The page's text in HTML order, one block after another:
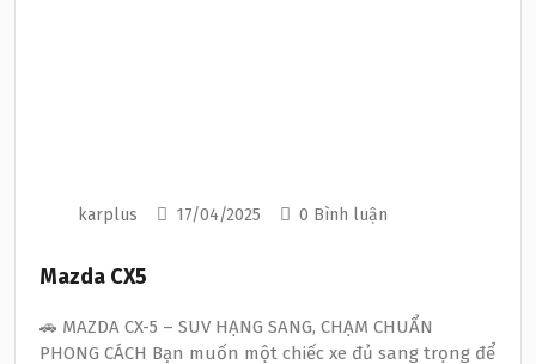
karplus 17/04/2025 0 Bình luận
Mazda CX5
🚗 MAZDA CX-5 – SUV HẠNG SANG, CHẠM CHUẨN
PHONG CÁCH Bạn muốn một chiếc xe đủ sang trọng để